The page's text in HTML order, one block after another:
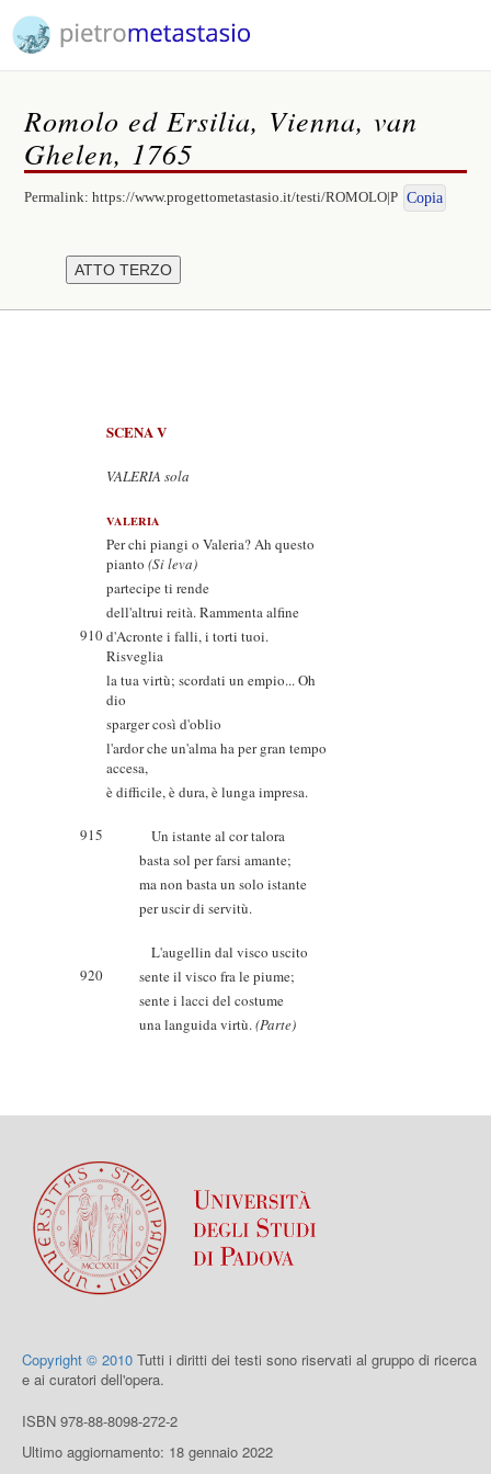
Romolo ed Ersilia, Vienna, van
Ghelen, 1765
Permalink:https://www.progettometastasio.it/testi/ROMOLO|P Copia
SCENA V
VALERIA sola
VALERIA
Per chi piangi o Valeria? Ah questo
pianto (Si leva)
partecipe ti rende
dell'altrui reità. Rammenta alfine
910d'Acronte i falli, i torti tuoi.
Risveglia
la tua virtù; scordati un empio... Oh
dio
sparger così d'oblio
l'ardor che un'alma ha per gran tempo
accesa,
è difficile, è dura, è lunga impresa.
915
Un istante al cor talora
basta sol per farsi amante;
ma non basta un solo istante
per uscir di servitù.
L'augellin dal visco uscito
920
sente il visco fra le piume;
sente i lacci del costume
una languida virtù.(Parte)
Copyright © 2010 Tutti i diritti dei testi sono riservati al gruppo di ricerca
e ai curatori dell'opera.
ISBN 978-88-8098-272-2
Ultimo aggiornamento: 18 gennaio 2022